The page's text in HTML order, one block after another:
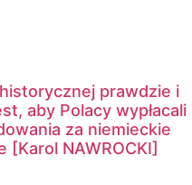
prawdzie i
aby Polacy wypłacali
za niemieckie
[Karol NAWROCKI]